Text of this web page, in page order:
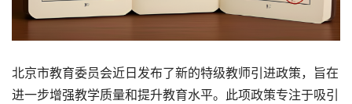
北京市教育委员会近日发布了新的特级教师引进政策，旨在
进一步增强教学质量和提升教育水平。此项政策专注于吸引